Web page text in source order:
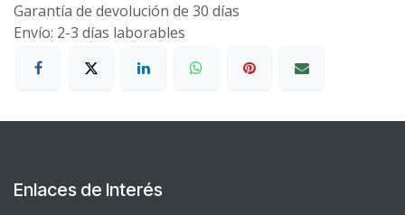
Garantía de devolución de 30 días
Envío: 2-3 días laborables
Enlaces de Interés